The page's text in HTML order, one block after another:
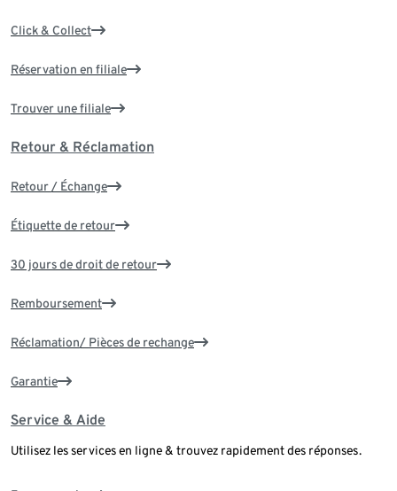
Click & Collect
Réservation en filiale
Trouver une filiale
Retour & Réclamation
Retour / Échange
Étiquette de retour
30 jours de droit de retour
Remboursement
Réclamation/ Pièces de rechange
Garantie
Service & Aide
Utilisez les services en ligne & trouvez rapidement des réponses.